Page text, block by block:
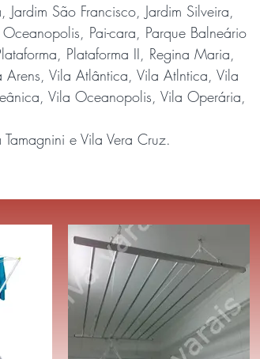
Jardim São Francisco, Jardim Silveira,
Pai-cara, Parque Balneário
Plataforma II, Regina Maria,
Vila Atlântica, Vila Atlntica, Vila
Vila Oceanopolis, Vila Operária,
e Vila Vera Cruz.